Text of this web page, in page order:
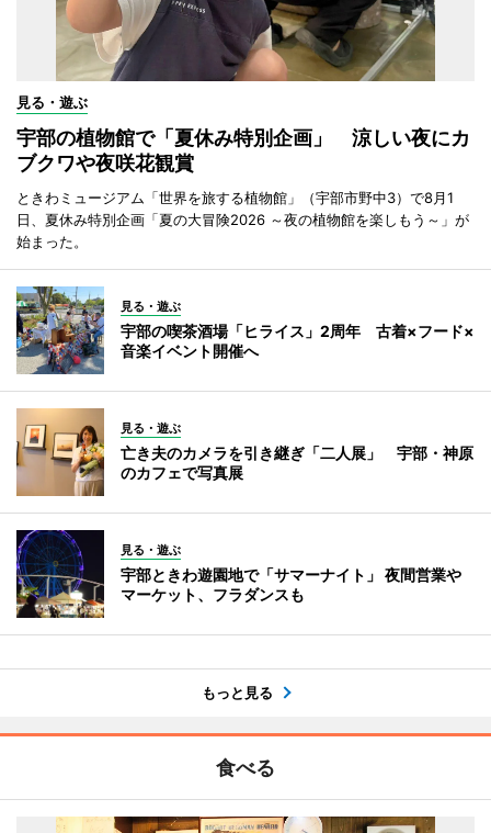
見る・遊ぶ
宇部の植物館で「夏休み特別企画」 涼しい夜にカ
ブクワや夜咲花観賞
ときわミュージアム「世界を旅する植物館」（宇部市野中3）で8月1
日、夏休み特別企画「夏の大冒険2026 ～夜の植物館を楽しもう～」が
始まった。
見る・遊ぶ
宇部の喫茶酒場「ヒライス」2周年 古着×フード×
音楽イベント開催へ
見る・遊ぶ
亡き夫のカメラを引き継ぎ「二人展」 宇部・神原
のカフェで写真展
見る・遊ぶ
宇部ときわ遊園地で「サマーナイト」 夜間営業や
マーケット、フラダンスも
もっと見る
食べる